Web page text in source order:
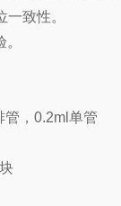
致性。
，0.2ml单管